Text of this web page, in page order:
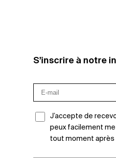
S’inscrire à notre
J’accepte de
peux facilement
tout moment après